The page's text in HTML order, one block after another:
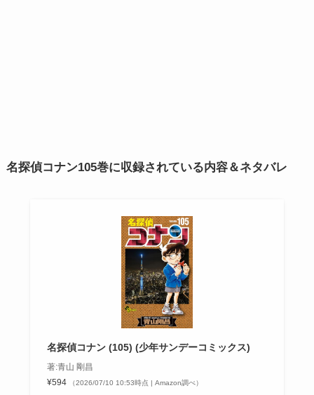
名探偵コナン105巻に収録されている内容＆ネタバレ
名探偵コナン (105) (少年サンデーコミックス)
著:青山 剛昌
¥594
（2026/07/10 10:53時点 | Amazon調べ）